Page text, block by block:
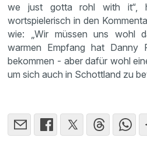
we just gotta rohl with it“,
wortspielerisch in den
wie: „Wir müssen uns wohl
warmen Empfang hat Danny
bekommen - aber dafür wohl
um sich auch in Schottland zu